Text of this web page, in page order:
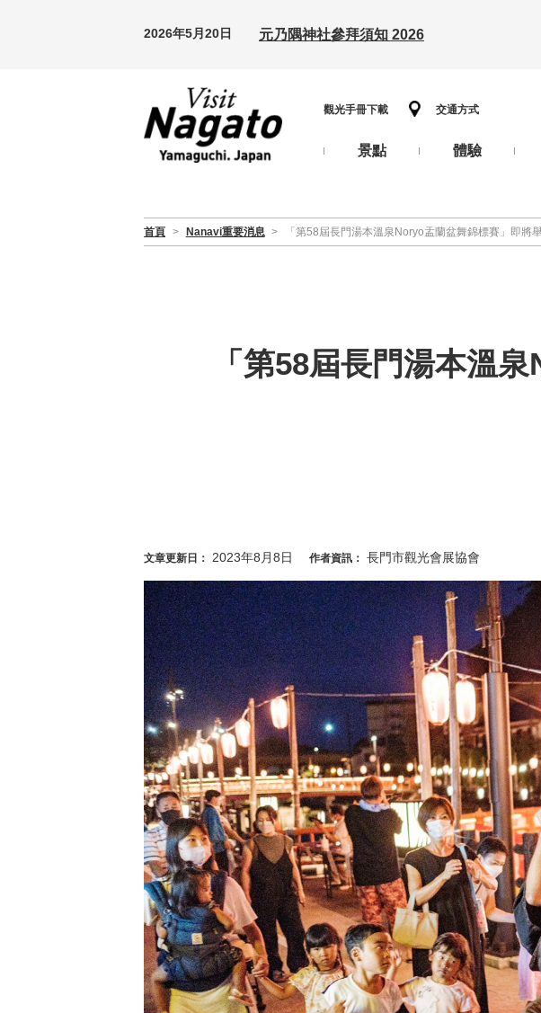
2026年5月20日 元乃隅神社參拜須知 2026
觀光手冊下載 交通方式
景點 體驗
首頁 > Nanavi重要消息 > 「第58屆長門湯本溫泉Noryo盂蘭盆舞錦標賽」即將
「第58屆長門湯本溫
文章更新日： 2023年8月8日 作者資訊： 長門市觀光會展協會